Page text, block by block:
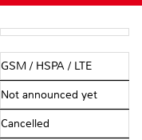
GSM / HSPA / LTE
Not announced yet
Cancelled